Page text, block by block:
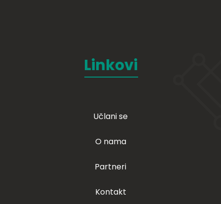
Linkovi
Učlani se
O nama
Partneri
Kontakt